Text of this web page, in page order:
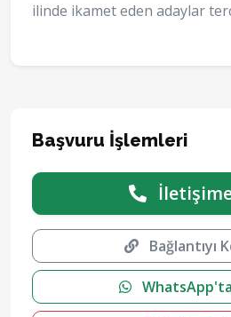
ilinde ikamet eden adaylar
Başvuru İşlemleri
Bağlantıyı